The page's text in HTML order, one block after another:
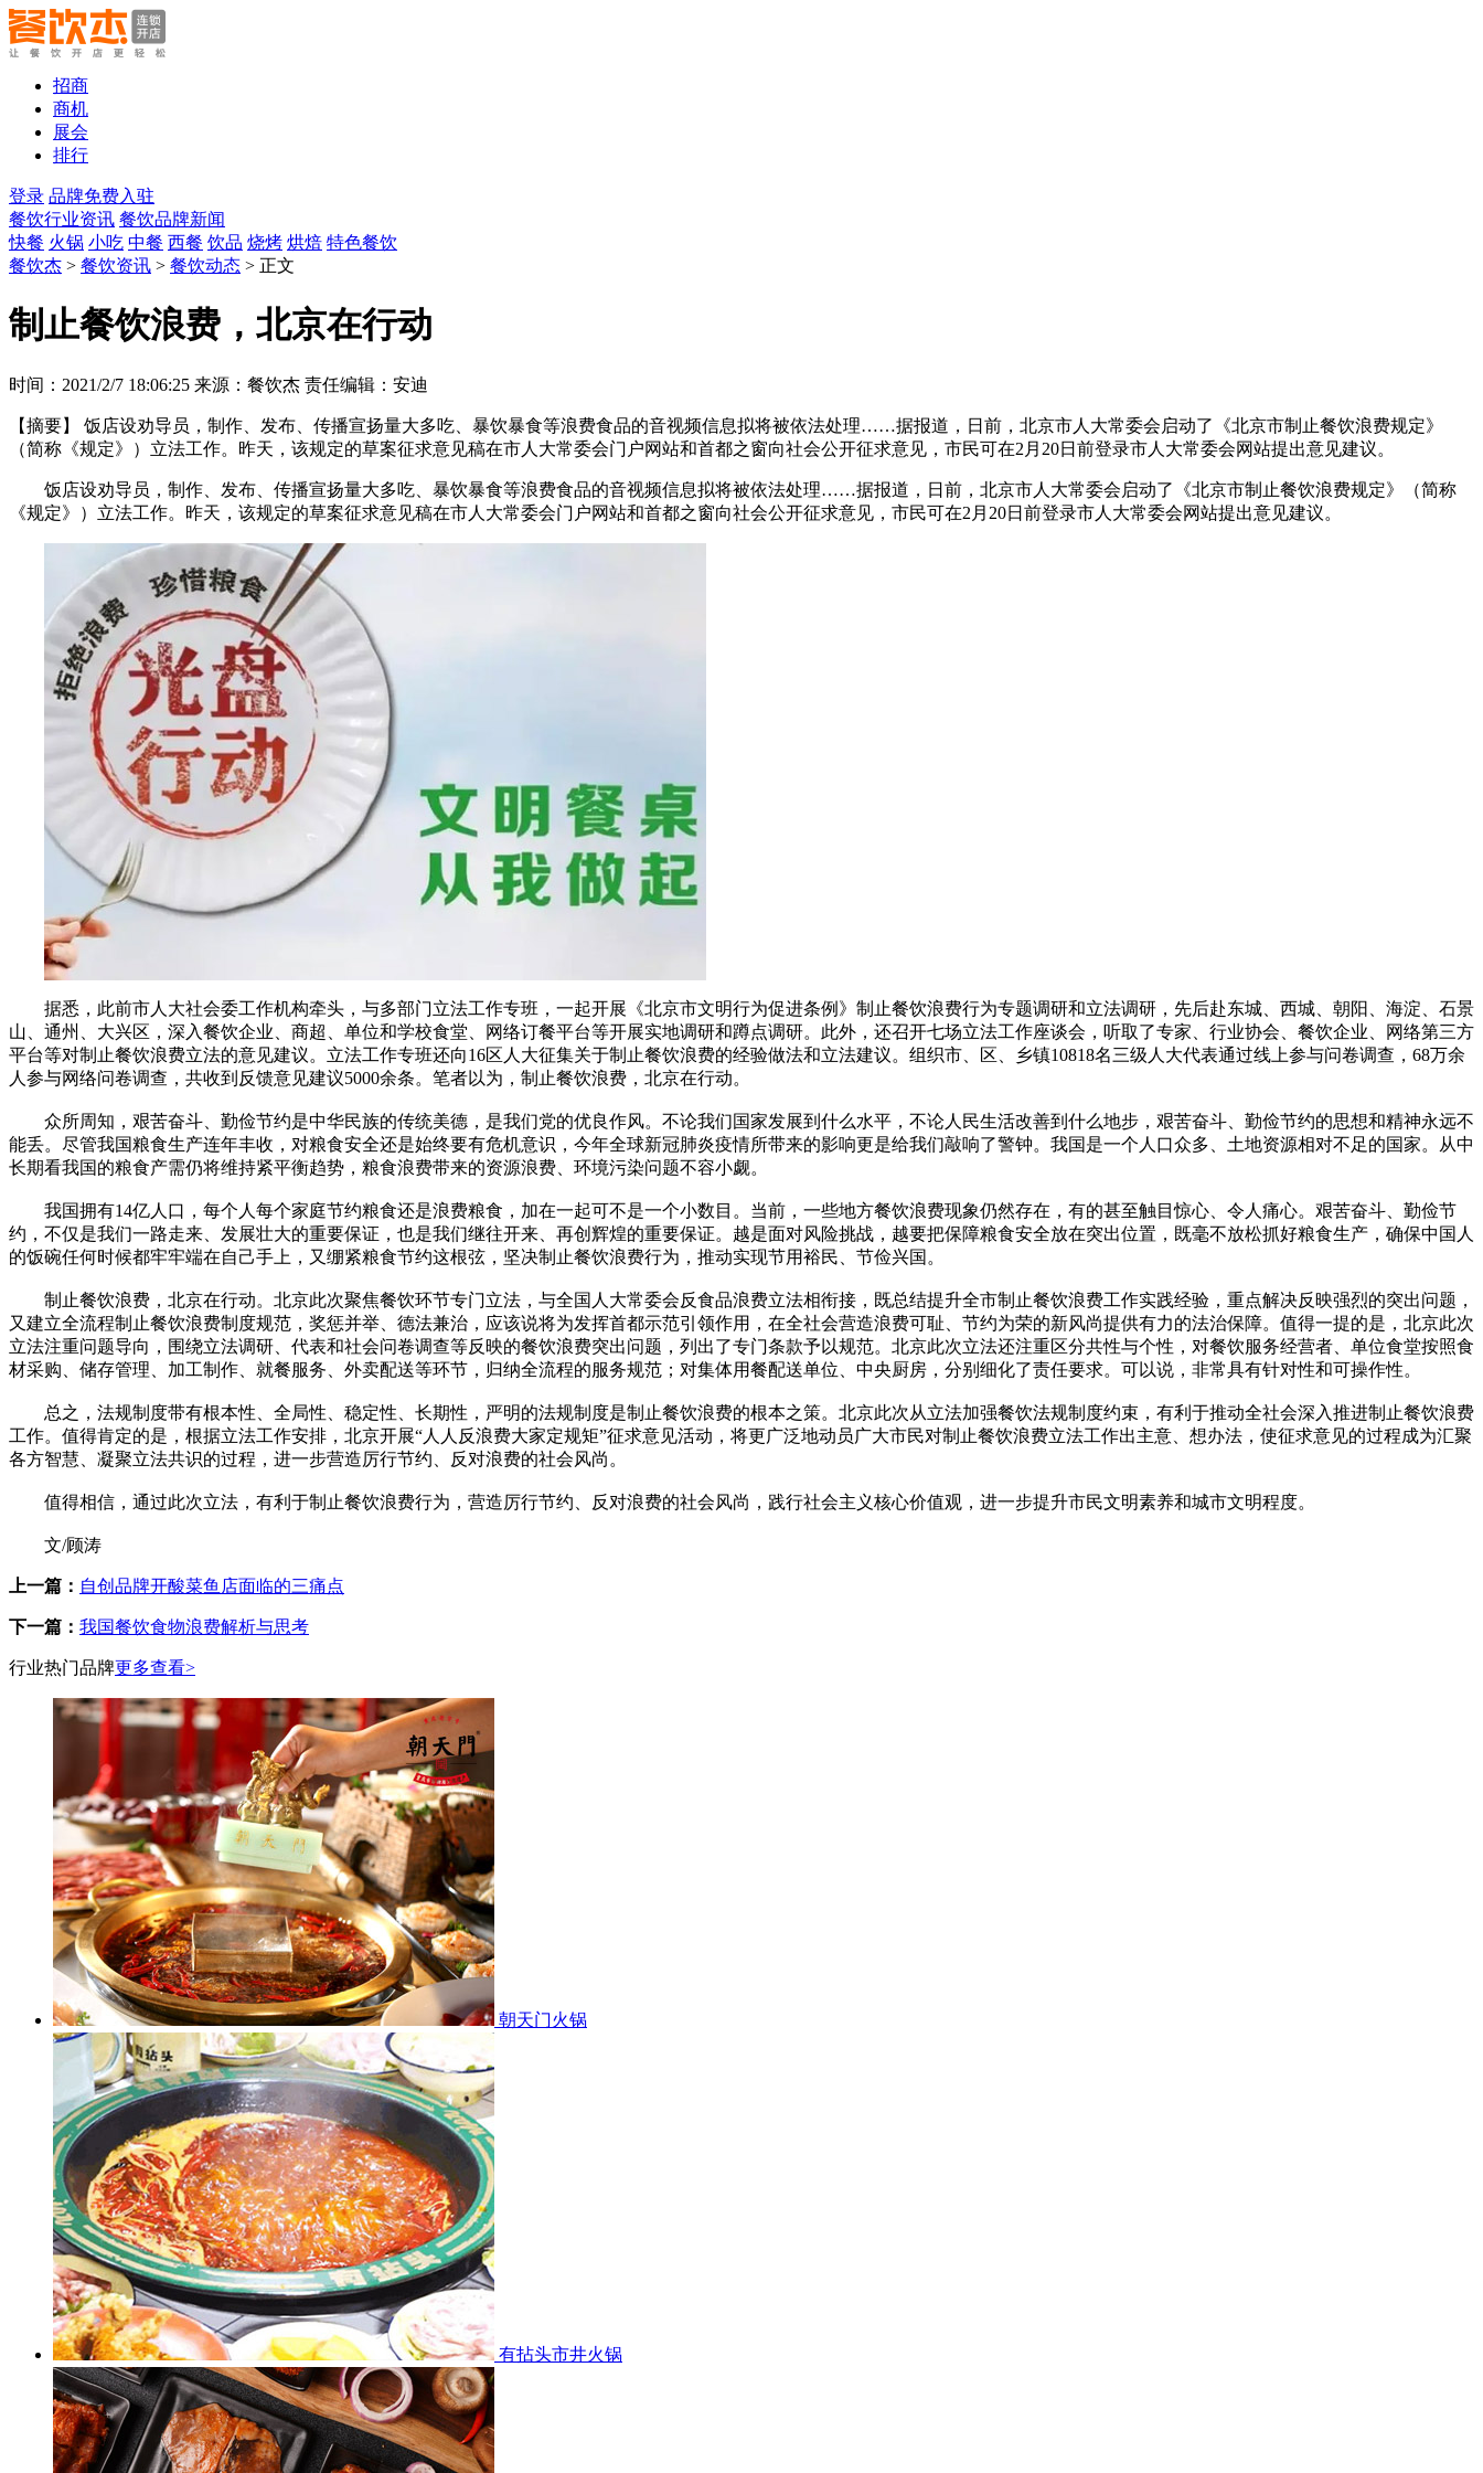
招商
商机
展会
排行
登录 品牌免费入驻
餐饮行业资讯 餐饮品牌新闻
快餐 火锅 小吃 中餐 西餐 饮品 烧烤 烘焙 特色餐饮
餐饮杰 > 餐饮资讯 > 餐饮动态 > 正文
制止餐饮浪费，北京在行动
时间：2021/2/7 18:06:25 来源：餐饮杰 责任编辑：安迪
【摘要】
饭店设劝导员，制作、发布、传播宣扬量大多吃、暴饮暴食等浪费食品的音视频信息拟将被依法处理……据报道，日前，北京市人大常委会启动了《北京市制止餐饮浪费规定》
（简称《规定》）立法工作。昨天，该规定的草案征求意见稿在市人大常委会门户网站和首都之窗向社会公开征求意见，市民可在2月20日前登录市人大常委会网站提出意见建议。
饭店设劝导员，制作、发布、传播宣扬量大多吃、暴饮暴食等浪费食品的音视频信息拟将被依法处理……据报道，日前，北京市人大常委会启动了《北京市制止餐饮浪费规定》（简称
《规定》）立法工作。昨天，该规定的草案征求意见稿在市人大常委会门户网站和首都之窗向社会公开征求意见，市民可在2月20日前登录市人大常委会网站提出意见建议。
据悉，此前市人大社会委工作机构牵头，与多部门立法工作专班，一起开展《北京市文明行为促进条例》制止餐饮浪费行为专题调研和立法调研，先后赴东城、西城、朝阳、海淀、石景
山、通州、大兴区，深入餐饮企业、商超、单位和学校食堂、网络订餐平台等开展实地调研和蹲点调研。此外，还召开七场立法工作座谈会，听取了专家、行业协会、餐饮企业、网络第三方
平台等对制止餐饮浪费立法的意见建议。立法工作专班还向16区人大征集关于制止餐饮浪费的经验做法和立法建议。组织市、区、乡镇10818名三级人大代表通过线上参与问卷调查，68万余
人参与网络问卷调查，共收到反馈意见建议5000余条。笔者以为，制止餐饮浪费，北京在行动。
众所周知，艰苦奋斗、勤俭节约是中华民族的传统美德，是我们党的优良作风。不论我们国家发展到什么水平，不论人民生活改善到什么地步，艰苦奋斗、勤俭节约的思想和精神永远不
能丢。尽管我国粮食生产连年丰收，对粮食安全还是始终要有危机意识，今年全球新冠肺炎疫情所带来的影响更是给我们敲响了警钟。我国是一个人口众多、土地资源相对不足的国家。从中
长期看我国的粮食产需仍将维持紧平衡趋势，粮食浪费带来的资源浪费、环境污染问题不容小觑。
我国拥有14亿人口，每个人每个家庭节约粮食还是浪费粮食，加在一起可不是一个小数目。当前，一些地方餐饮浪费现象仍然存在，有的甚至触目惊心、令人痛心。艰苦奋斗、勤俭节
约，不仅是我们一路走来、发展壮大的重要保证，也是我们继往开来、再创辉煌的重要保证。越是面对风险挑战，越要把保障粮食安全放在突出位置，既毫不放松抓好粮食生产，确保中国人
的饭碗任何时候都牢牢端在自己手上，又绷紧粮食节约这根弦，坚决制止餐饮浪费行为，推动实现节用裕民、节俭兴国。
制止餐饮浪费，北京在行动。北京此次聚焦餐饮环节专门立法，与全国人大常委会反食品浪费立法相衔接，既总结提升全市制止餐饮浪费工作实践经验，重点解决反映强烈的突出问题，
又建立全流程制止餐饮浪费制度规范，奖惩并举、德法兼治，应该说将为发挥首都示范引领作用，在全社会营造浪费可耻、节约为荣的新风尚提供有力的法治保障。值得一提的是，北京此次
立法注重问题导向，围绕立法调研、代表和社会问卷调查等反映的餐饮浪费突出问题，列出了专门条款予以规范。北京此次立法还注重区分共性与个性，对餐饮服务经营者、单位食堂按照食
材采购、储存管理、加工制作、就餐服务、外卖配送等环节，归纳全流程的服务规范；对集体用餐配送单位、中央厨房，分别细化了责任要求。可以说，非常具有针对性和可操作性。
总之，法规制度带有根本性、全局性、稳定性、长期性，严明的法规制度是制止餐饮浪费的根本之策。北京此次从立法加强餐饮法规制度约束，有利于推动全社会深入推进制止餐饮浪费
工作。值得肯定的是，根据立法工作安排，北京开展“人人反浪费大家定规矩”征求意见活动，将更广泛地动员广大市民对制止餐饮浪费立法工作出主意、想办法，使征求意见的过程成为汇聚
各方智慧、凝聚立法共识的过程，进一步营造厉行节约、反对浪费的社会风尚。
值得相信，通过此次立法，有利于制止餐饮浪费行为，营造厉行节约、反对浪费的社会风尚，践行社会主义核心价值观，进一步提升市民文明素养和城市文明程度。
文/顾涛
上一篇： 自创品牌开酸菜鱼店面临的三痛点
下一篇： 我国餐饮食物浪费解析与思考
行业热门品牌更多查看>
朝天门火锅
有拈头市井火锅